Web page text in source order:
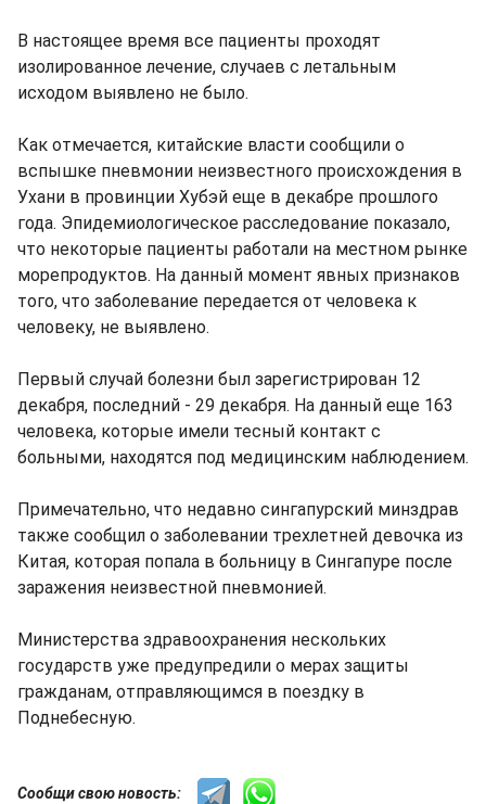
В настоящее время все пациенты проходят
изолированное лечение, случаев с летальным
исходом выявлено не было.
Как отмечается, китайские власти сообщили о
вспышке пневмонии неизвестного происхождения в
Ухани в провинции Хубэй еще в декабре прошлого
года. Эпидемиологическое расследование показало,
что некоторые пациенты работали на местном рынке
морепродуктов. На данный момент явных признаков
того, что заболевание передается от человека к
человеку, не выявлено.
Первый случай болезни был зарегистрирован 12
декабря, последний - 29 декабря. На данный еще 163
человека, которые имели тесный контакт с
больными, находятся под медицинским наблюдением.
Примечательно, что недавно сингапурский минздрав
также сообщил о заболевании трехлетней девочка из
Китая, которая попала в больницу в Сингапуре после
заражения неизвестной пневмонией.
Министерства здравоохранения нескольких
государств уже предупредили о мерах защиты
гражданам, отправляющимся в поездку в
Поднебесную.
Сообщи свою новость: